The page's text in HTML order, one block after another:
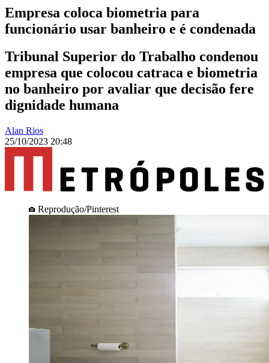
Empresa coloca biometria para
funcionário usar banheiro e é condenada
Tribunal Superior do Trabalho condenou
empresa que colocou catraca e biometria
no banheiro por avaliar que decisão fere
dignidade humana
Alan Rios
25/10/2023 20:48
Reprodução/Pinterest